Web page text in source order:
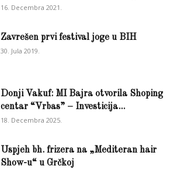
16. Decembra 2021.
Zavrešen prvi festival joge u BIH
30. Jula 2019.
Donji Vakuf: MI Bajra otvorila Shoping
centar “Vrbas” – Investicija...
18. Decembra 2025.
Uspjeh bh. frizera na „Mediteran hair
Show-u“ u Grčkoj